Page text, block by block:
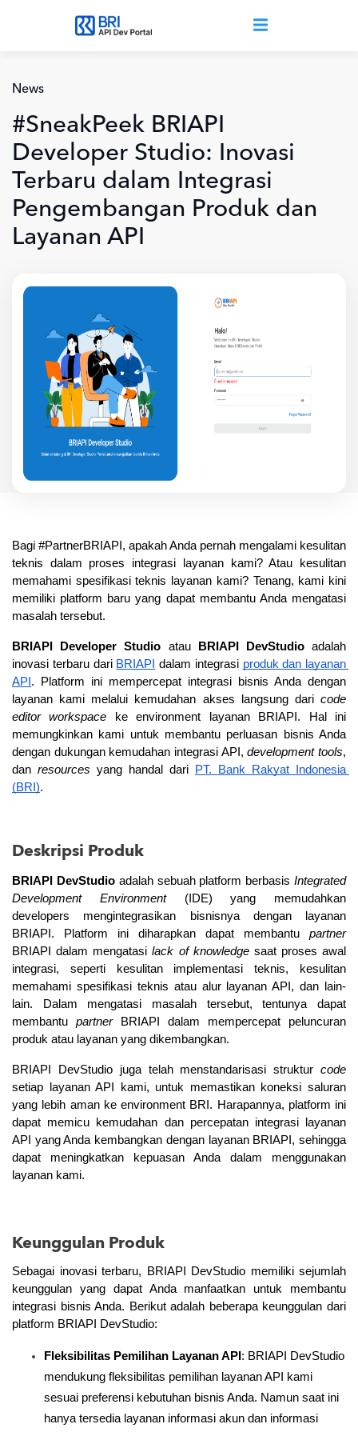
Lompat ke isi utama
News
#SneakPeek BRIAPI
Developer Studio: Inovasi
Terbaru dalam Integrasi
Pengembangan Produk dan
Layanan API
Bagi #PartnerBRIAPI, apakah Anda pernah mengalami kesulitan
teknis dalam proses integrasi layanan kami? Atau kesulitan
memahami spesifikasi teknis layanan kami? Tenang, kami kini
memiliki platform baru yang dapat membantu Anda mengatasi
masalah tersebut.
BRIAPI Developer Studio atau BRIAPI DevStudio adalah
inovasi terbaru dari BRIAPI dalam integrasi produk dan layanan
API . Platform ini mempercepat integrasi bisnis Anda dengan
layanan kami melalui kemudahan akses langsung dari code
editor workspace
ke environment layanan BRIAPI. Hal ini
memungkinkan kami untuk membantu perluasan bisnis Anda
dengan dukungan kemudahan integrasi API, development tools,
dan resources yang handal dari
PT. Bank Rakyat Indonesia
(BRI).
Deskripsi Produk
BRIAPI DevStudio adalah sebuah platform berbasis Integrated
Development Environment (IDE) yang memudahkan
developers mengintegrasikan bisnisnya dengan layanan
BRIAPI. Platform ini diharapkan dapat membantu partner
BRIAPI dalam mengatasi lack of knowledge saat proses awal
integrasi, seperti kesulitan implementasi teknis, kesulitan
memahami spesifikasi teknis atau alur layanan API, dan lain-
lain. Dalam mengatasi masalah tersebut, tentunya dapat
membantu partner BRIAPI dalam mempercepat peluncuran
produk atau layanan yang dikembangkan.
BRIAPI DevStudio juga telah menstandarisasi struktur code
setiap layanan API kami, untuk memastikan koneksi saluran
yang lebih aman ke environment BRI. Harapannya, platform ini
dapat memicu kemudahan dan percepatan integrasi layanan
API yang Anda kembangkan dengan layanan BRIAPI, sehingga
dapat meningkatkan kepuasan Anda dalam menggunakan
layanan kami.
Keunggulan Produk
Sebagai inovasi terbaru, BRIAPI DevStudio memiliki sejumlah
keunggulan yang dapat Anda manfaatkan untuk membantu
integrasi bisnis Anda. Berikut adalah beberapa keunggulan dari
platform BRIAPI DevStudio:
Fleksibilitas Pemilihan Layanan API : BRIAPI DevStudio
mendukung fleksibilitas pemilihan layanan API kami
sesuai preferensi kebutuhan bisnis Anda. Namun saat ini
hanya tersedia layanan informasi akun dan informasi